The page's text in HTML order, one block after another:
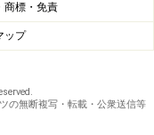
商標・免責
ップ
の無断複写・転載・公衆送信等